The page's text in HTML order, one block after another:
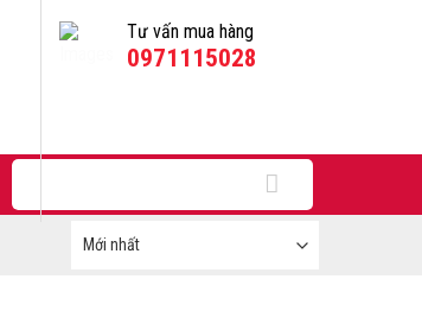
Tư vấn mua hàng
0971115028
kiếm: